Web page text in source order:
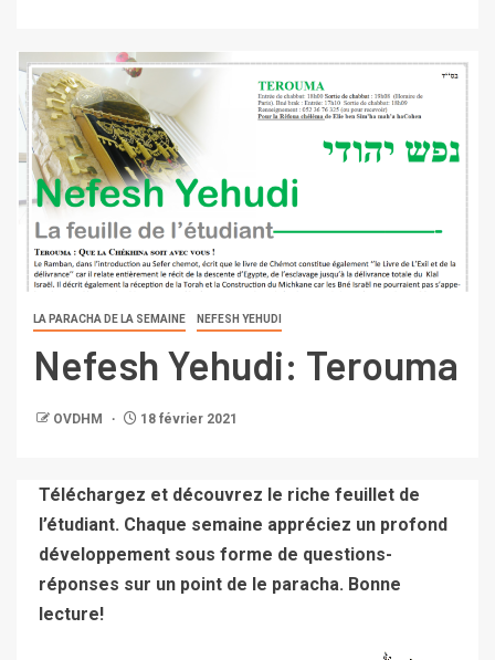
LA PARACHA DE LA SEMAINE NEFESH YEHUDI
Nefesh Yehudi: Terouma
OVDHM 18 février 2021
Téléchargez et découvrez le riche feuillet de
l’étudiant. Chaque semaine appréciez un profond
développement sous forme de questions-
réponses sur un point de le paracha. Bonne
lecture!